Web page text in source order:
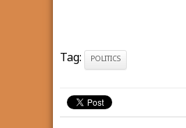
Tag: POLITICS